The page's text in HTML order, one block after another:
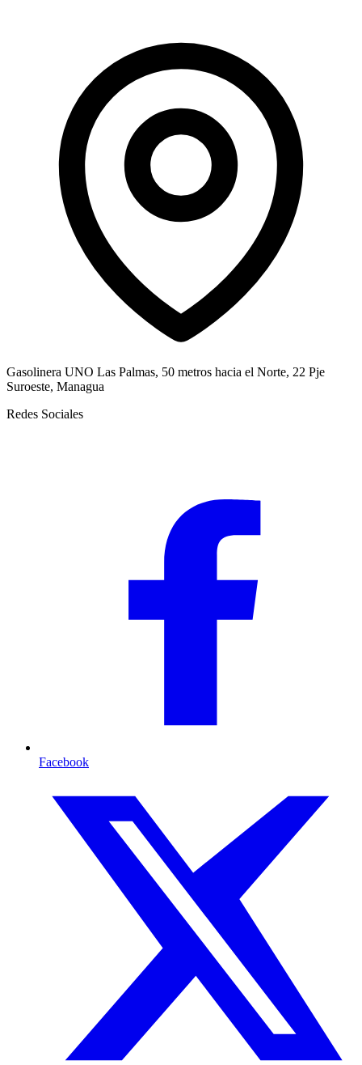
Gasolinera UNO Las Palmas, 50 metros hacia el Norte, 22 Pje
Suroeste, Managua
Redes Sociales
Facebook